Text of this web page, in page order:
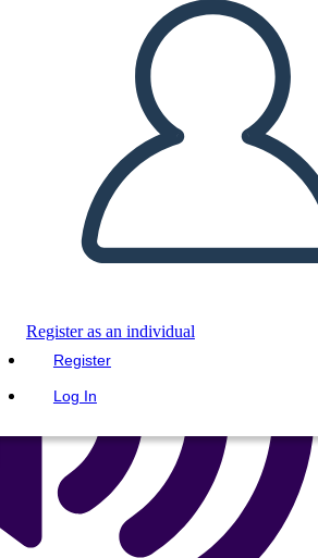
Register as an individual
Register
Log In
Copy this Storyboard
CREATE A STORYBOARD
PLAY SLIDESHOW
READ TO ME